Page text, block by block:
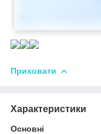
Приховати
Характеристики
Основні